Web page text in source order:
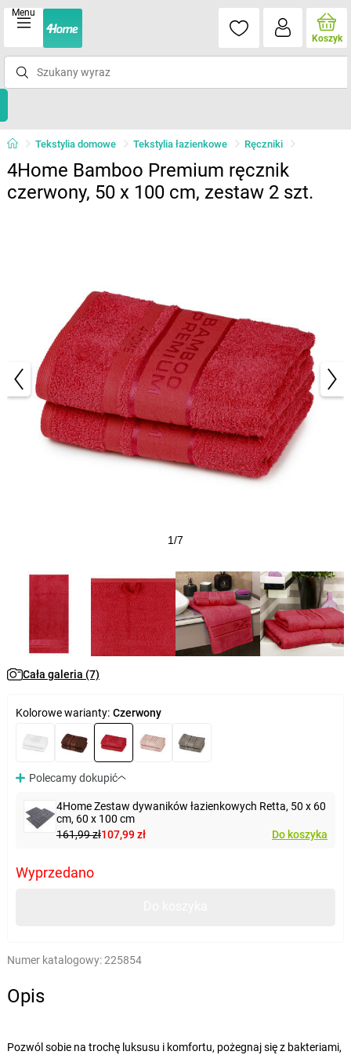
Menu
Koszyk
Tekstylia domowe Tekstylia łazienkowe Ręczniki
4Home Bamboo Premium ręcznik
czerwony, 50 x 100 cm, zestaw 2 szt.
1/7
Cała galeria (7)
Kolorowe warianty: Czerwony
Polecamy dokupić
4Home Zestaw dywaników łazienkowych Retta, 50 x 60
cm, 60 x 100 cm
161,99 zł107,99 zł Do koszyka
Wyprzedano
Numer katalogowy:225854
Opis
Pozwól sobie na trochę luksusu i komfortu, pożegnaj się z bakteriami,